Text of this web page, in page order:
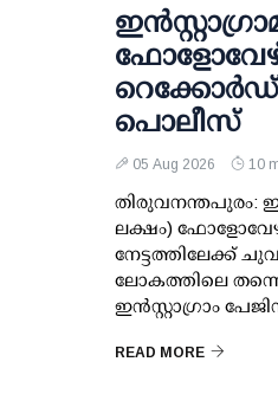
റെക്കോര്‍ഡ്
പൊലീസ്
05 Aug 2026 10
തിരുവനന്തപുരം:
ലക്ഷം)
നേട്ടത്തിലേക്ക്
ലോകത്തിലെ
ഇന്‍സ്റ്റാഗ്രാം
READ MORE